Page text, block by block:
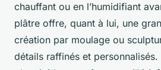
chauffant ou en l’humidifiant
plâtre offre, quant à lui, une
création par moulage ou
détails raffinés et